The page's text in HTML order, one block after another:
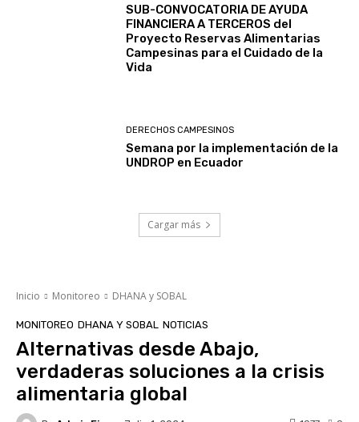
SUB-CONVOCATORIA DE AYUDA
FINANCIERA A TERCEROS del
Proyecto Reservas Alimentarias
Campesinas para el Cuidado de la
Vida
DERECHOS CAMPESINOS
Semana por la implementación de la
UNDROP en Ecuador
Cargar más